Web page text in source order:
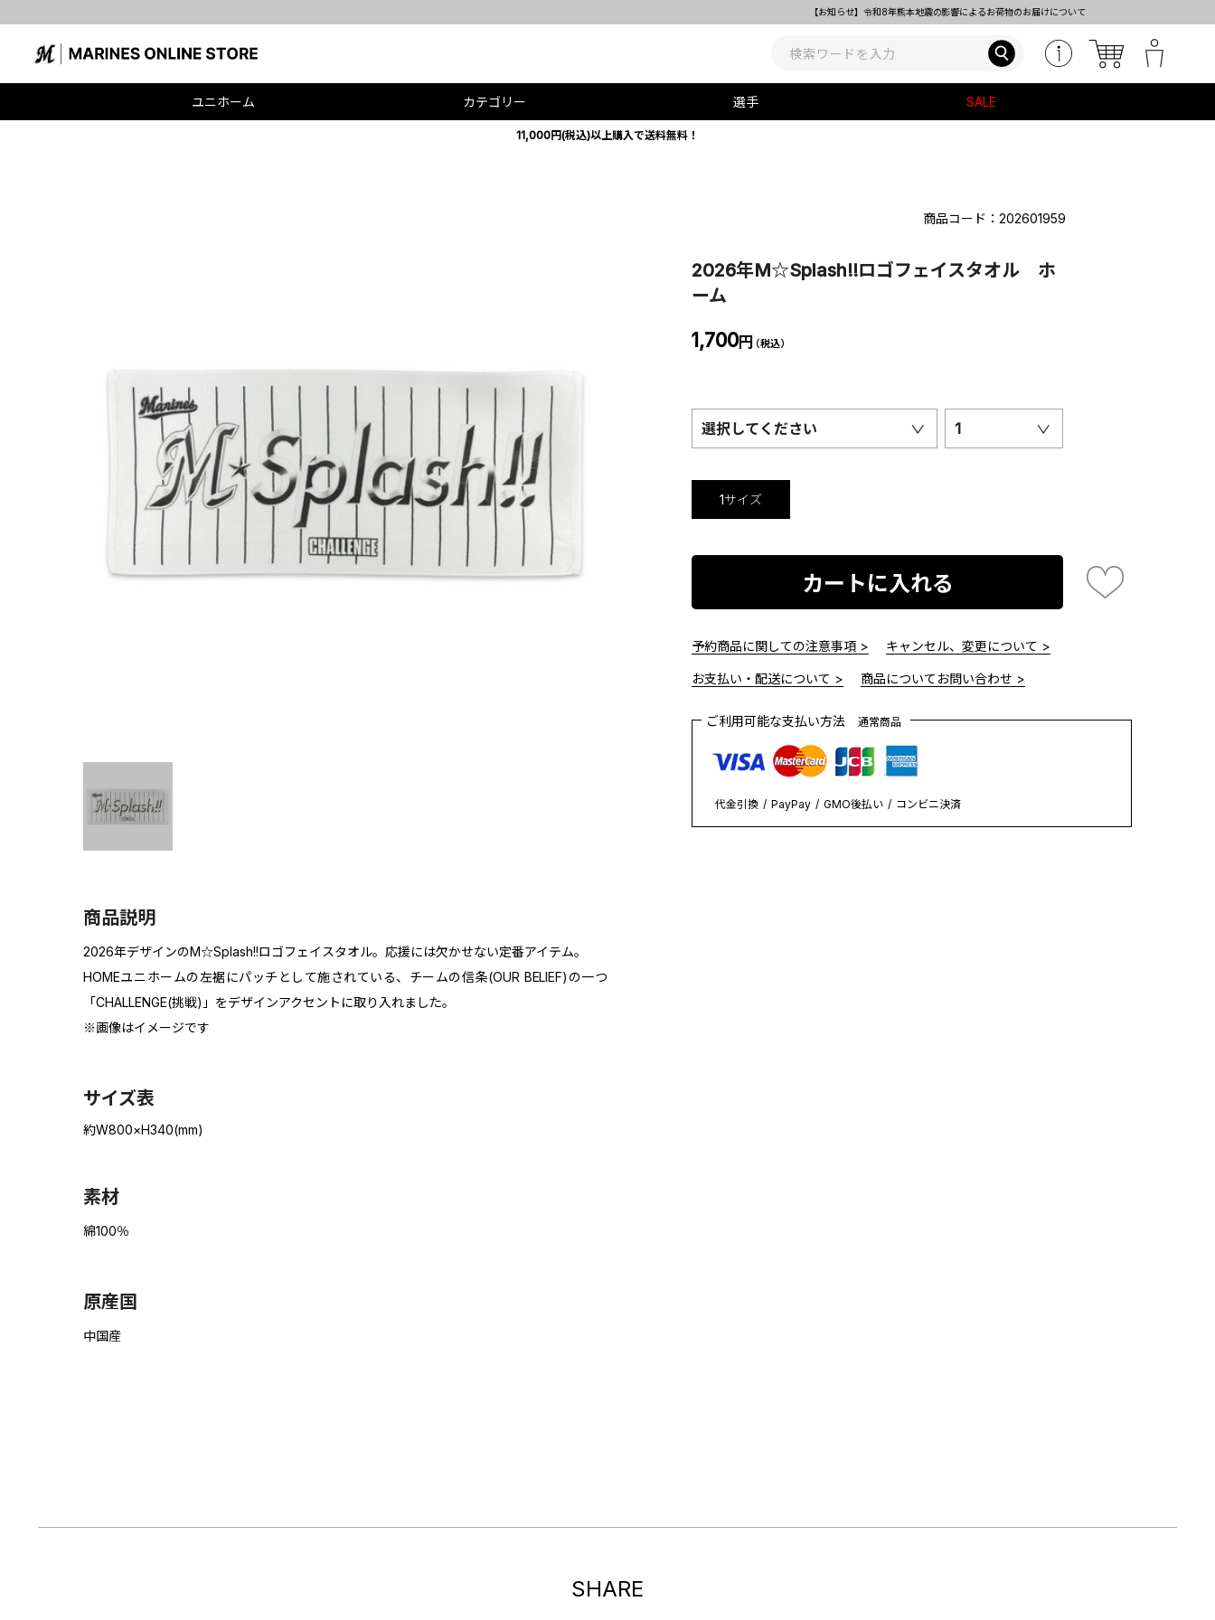
【お知らせ】令和8年熊本地震の影響によるお荷物のお届けについて
ユニホーム カテゴリー 選手 SALE
11,000円(税込)以上購入で送料無料！
商品説明
2026年デザインのM☆Splash!!ロゴフェイスタオル。応援には欠かせない定番アイテム。
HOMEユニホームの左裾にパッチとして施されている、チームの信条(OUR BELIEF)の一つ
「CHALLENGE(挑戦)」をデザインアクセントに取り入れました。
※画像はイメージです
サイズ表
約W800×H340(mm)
素材
綿100％
原産国
中国産
商品コード：202601959
2026年M☆Splash!!ロゴフェイスタオル ホ
ーム
1,700円（税込）
選択してください 1
1サイズ
カートに入れる
予約商品に関しての注意事項 > キャンセル、変更について >
お支払い・配送について > 商品についてお問い合わせ >
ご利用可能な支払い方法 通常商品
代金引換 PayPay GMO後払い コンビニ決済
SHARE